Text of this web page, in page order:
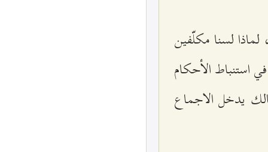
لسنا مكلّفين
استنباط الأحكام
يدخل الاجماع